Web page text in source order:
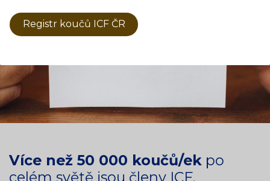
Registr koučů ICF ČR
Více než 50 000 koučů/ek po
celém světě jsou členy ICF.